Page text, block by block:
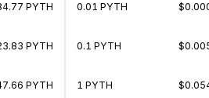
PYTH
PYTH
PYTH
0.01 PYTH
0.1 PYTH
1 PYTH